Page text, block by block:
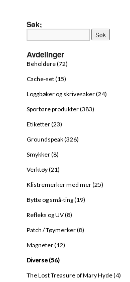
Søk;
Avdelinger
Beholdere (72)
Cache-set (15)
Loggbøker og skrivesaker (24)
Sporbare produkter (383)
Etiketter (23)
Groundspeak (326)
Smykker (8)
Verktøy (21)
Klistremerker med mer (25)
Bytte og små-ting (19)
Refleks og UV (8)
Patch / Tøymerker (8)
Magneter (12)
Diverse (56)
The Lost Treasure of Mary Hyde (4)